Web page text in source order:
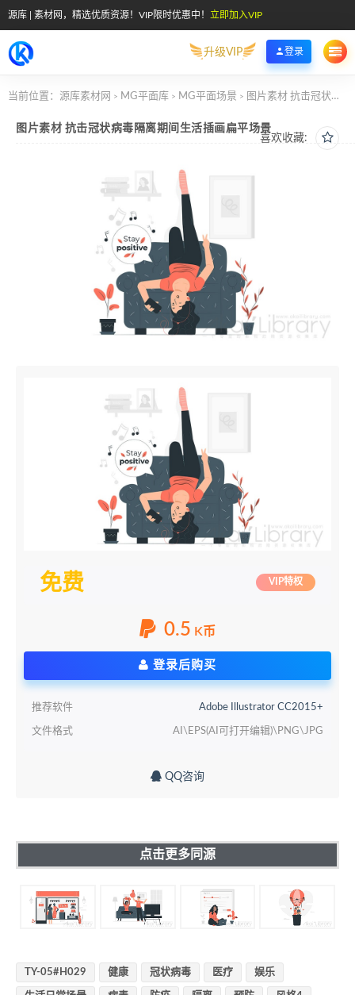
源库 | 素材网，精选优质资源！VIP限时优惠中！ 立即加入VIP
升级VIP 登录
当前位置： 源库素材网 > MG平面库 > MG平面场景 > 图片素材 抗击冠状病毒隔离期间生活插画扁平场景
喜欢收藏:
图片素材 抗击冠状病毒隔离期间生活插画扁平场景
免费 VIP特权
0.5 K币
登录后购买
推荐软件 Adobe Illustrator CC2015+
文件格式 AI\EPS(AI可打开编辑)\PNG\JPG
QQ咨询
点击更多同源
TY-05#H029 健康 冠状病毒 医疗 娱乐